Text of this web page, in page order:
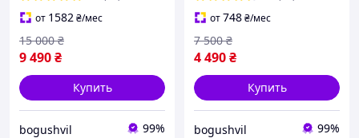
от 1582₴/мес
9 490₴
15 000 ₴
Купить
bogushvil 99%
от748₴/мес
4 490₴
7 500 ₴
Купить
bogushvil 99%